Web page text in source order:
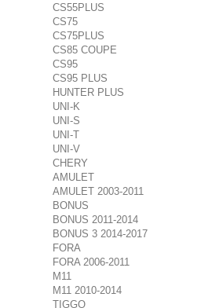
CS55PLUS
CS75
CS75PLUS
CS85 COUPE
CS95
CS95 PLUS
HUNTER PLUS
UNI-K
UNI-S
UNI-T
UNI-V
CHERY
AMULET
AMULET 2003-2011
BONUS
BONUS 2011-2014
BONUS 3 2014-2017
FORA
FORA 2006-2011
M11
M11 2010-2014
TIGGO